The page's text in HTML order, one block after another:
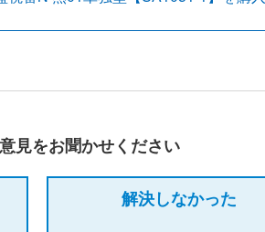
見をお聞かせください
解決しなかった